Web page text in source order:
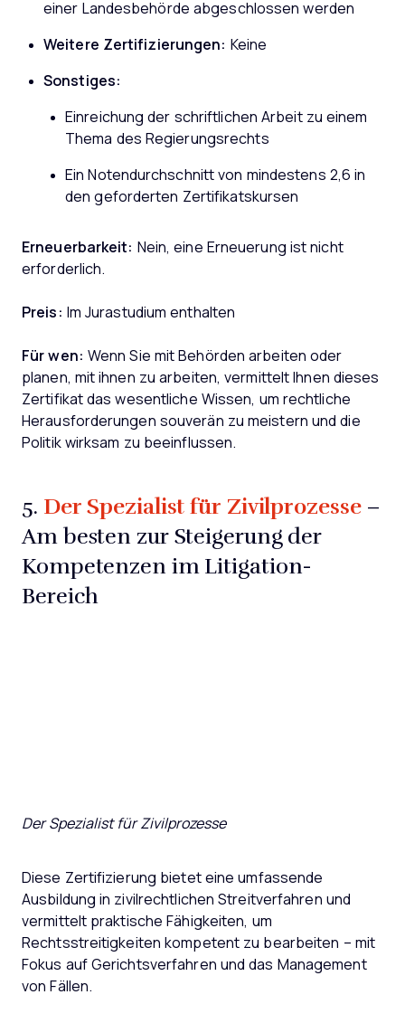
einer Landesbehörde abgeschlossen werden
Weitere Zertifizierungen: Keine
Sonstiges:
Einreichung der schriftlichen Arbeit zu einem
Thema des Regierungsrechts
Ein Notendurchschnitt von mindestens 2,6 in
den geforderten Zertifikatskursen
Erneuerbarkeit: Nein, eine Erneuerung ist nicht
erforderlich.
Preis: Im Jurastudium enthalten
Für wen: Wenn Sie mit Behörden arbeiten oder
planen, mit ihnen zu arbeiten, vermittelt Ihnen dieses
Zertifikat das wesentliche Wissen, um rechtliche
Herausforderungen souverän zu meistern und die
Politik wirksam zu beeinflussen.
5. Der Spezialist für Zivilprozesse–
Am besten zur Steigerung der
Kompetenzen im Litigation-
Bereich
Der Spezialist für Zivilprozesse
Diese Zertifizierung bietet eine umfassende
Ausbildung in zivilrechtlichen Streitverfahren und
vermittelt praktische Fähigkeiten, um
Rechtsstreitigkeiten kompetent zu bearbeiten – mit
Fokus auf Gerichtsverfahren und das Management
von Fällen.